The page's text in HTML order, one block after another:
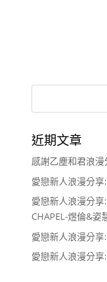
近期文章
感謝乙塵和君浪
愛戀新人浪漫分
愛戀新人浪漫分享
CHAPEL-煜倫&姿
愛戀新人浪漫分
愛戀新人浪漫分